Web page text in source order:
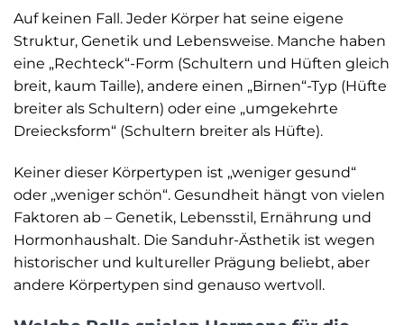
Auf keinen Fall. Jeder Körper hat seine eigene
Struktur, Genetik und Lebensweise. Manche haben
eine „Rechteck“-Form (Schultern und Hüften gleich
breit, kaum Taille), andere einen „Birnen“-Typ (Hüfte
breiter als Schultern) oder eine „umgekehrte
Dreiecksform“ (Schultern breiter als Hüfte).
Keiner dieser Körpertypen ist „weniger gesund“
oder „weniger schön“. Gesundheit hängt von vielen
Faktoren ab – Genetik, Lebensstil, Ernährung und
Hormonhaushalt. Die Sanduhr-Ästhetik ist wegen
historischer und kultureller Prägung beliebt, aber
andere Körpertypen sind genauso wertvoll.